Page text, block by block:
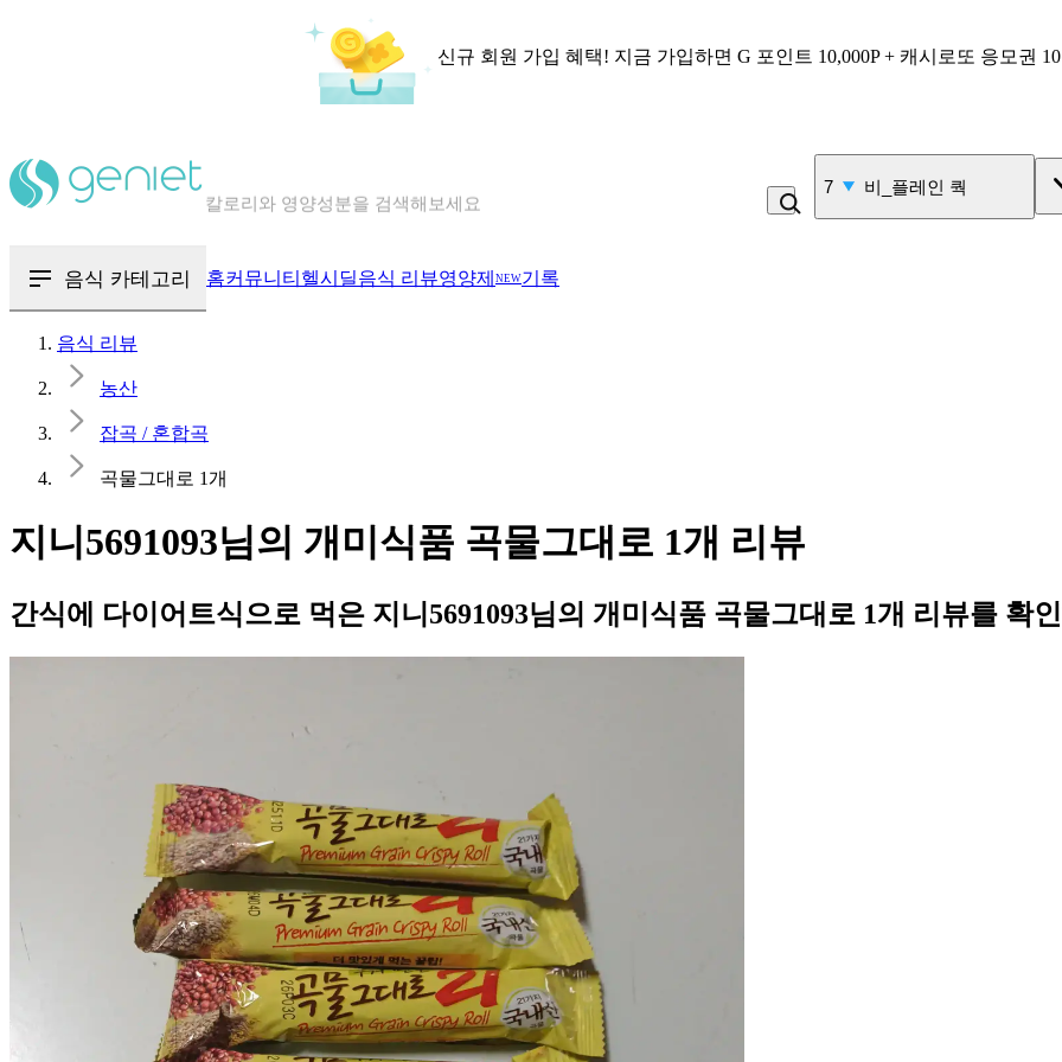
신규 회원 가입 혜택! 지금 가입하면 G 포인트 10,000P + 캐시로또 응모권
혈당 · 다이어트 음식 검색해보세요
7 비_플레인 쿽
음식 카테고리 홈커뮤니티 헬시딜음식 리뷰영양제 NEW기록
음식 리뷰
농산
잡곡 / 혼합곡
곡물그대로 1개
지니5691093님의 개미식품 곡물그대로 1개 리뷰
간식에 다이어트식으로 먹은 지니5691093님의 개미식품 곡물그대로 1개 리뷰를 확